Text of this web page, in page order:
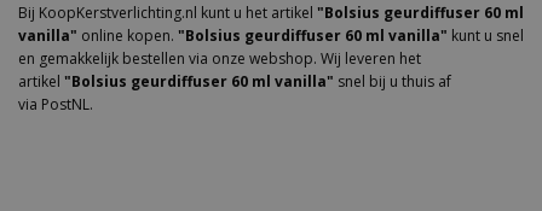
Bij KoopKerstverlichting.nl kunt u het artikel "Bolsius geurdiffuser 60 ml
vanilla" online kopen. "Bolsius geurdiffuser 60 ml vanilla" kunt u snel
en gemakkelijk bestellen via onze webshop. Wij leveren het
artikel "Bolsius geurdiffuser 60 ml vanilla" snel bij u thuis af
via PostNL.